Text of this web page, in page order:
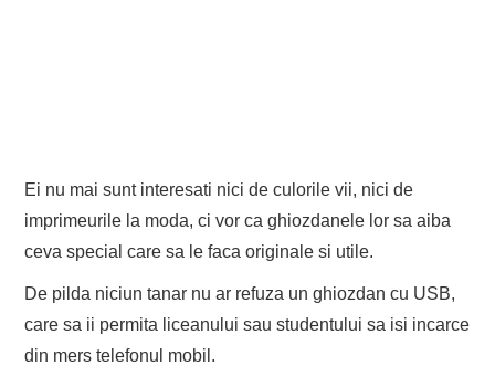
Ei nu mai sunt interesati nici de culorile vii, nici de
imprimeurile la moda, ci vor ca ghiozdanele lor sa aiba
ceva special care sa le faca originale si utile.
De pilda niciun tanar nu ar refuza un ghiozdan cu USB,
care sa ii permita liceanului sau studentului sa isi incarce
din mers telefonul mobil.